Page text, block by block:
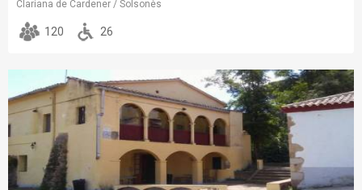
Clariana de Cardener / Solsonès
120 26